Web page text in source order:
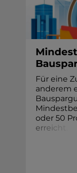
Für eine
anderem
oder 50
erreich